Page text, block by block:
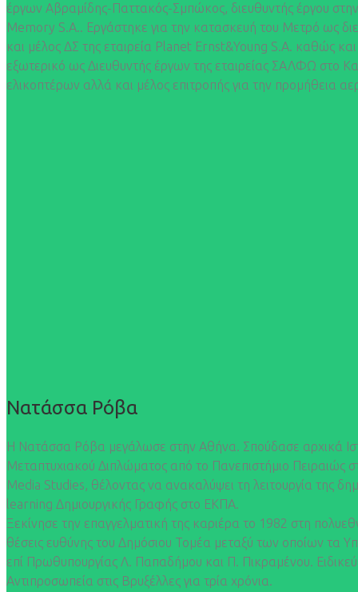
έργων Αβραμίδης-Παττακός-Σμπώκος, διευθυντής έργου
Memory S.A.. Εργάστηκε για την κατασκευή του Μετρό ως
και μέλος ΔΣ της εταιρεία Planet Ernst&Young S.A. καθώς
εξωτερικό ως Διευθυντής έργων της εταιρείας ΣΑΛΦΩ στο
ελικοπτέρων αλλά και μέλος επιτροπής για την προμήθεια
Νατάσσα Ρόβα
Η Νατάσσα Ρόβα μεγάλωσε στην Αθήνα. Σπούδασε αρχικά
Μεταπτυχιακού Διπλώματος από το Πανεπιστήμιο
Media Studies, θέλοντας να ανακαλύψει τη λειτουργία της
learning Δημιουργικής Γραφής στο ΕΚΠΑ.
Ξεκίνησε την επαγγελματική της καριέρα το 1982 στη
θέσεις ευθύνης του Δημόσιου Τομέα μεταξύ των οποίων τα
επί Πρωθυπουργίας Λ. Παπαδήμου και Π. Πικραμένου.
Αντιπροσωπεία στις Βρυξέλλες για τρία χρόνια.